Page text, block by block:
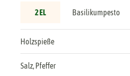
2 EL Basilikumpesto
Holzspieße
Salz, Pfeffer